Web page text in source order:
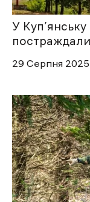
У
29 Cерпня 2025